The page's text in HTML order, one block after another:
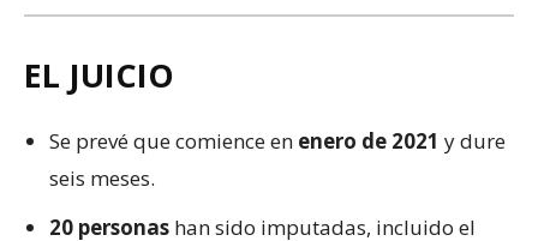
EL JUICIO
Se prevé que comience en enero de 2021 y dure
seis meses.
20 personas han sido imputadas, incluido el